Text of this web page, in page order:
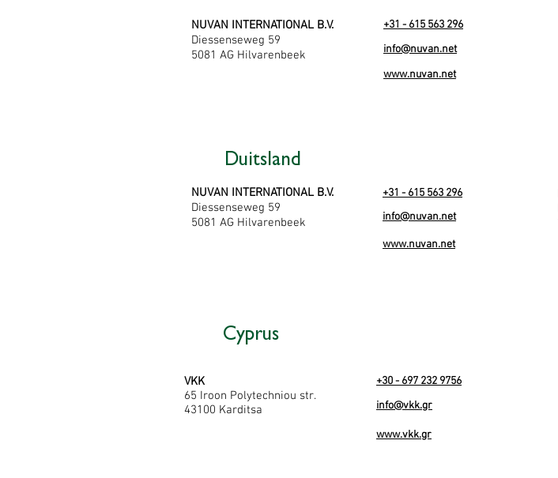
NUVAN INTERNATIONAL B.V.
Diessenseweg 59
5081 AG Hilvarenbeek
+31 - 615 563 296
info@nuvan.net
www.nuvan.net
Duitsland
NUVAN INTERNATIONAL B.V.
Diessenseweg 59
5081 AG Hilvarenbeek
+31 - 615 563 296
info@nuvan.net
www.nuvan.net
Cyprus
VKK
65 Iroon Polytechniou str.
43100 Karditsa
+30 - 697 232 9756
info@vkk.gr
www.vkk.gr